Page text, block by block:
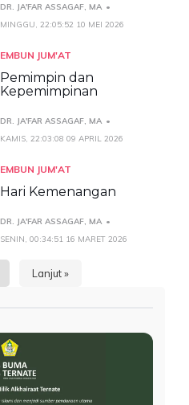
DR. JA'FAR ASSAGAF, MA
MINGGU, 22:05:52 10 MEI 2026
EMBUN JUM'AT
Pemimpin dan
Kepemimpinan
DR. JA'FAR ASSAGAF, MA
KAMIS, 22:03:08 09 APRIL 2026
EMBUN JUM'AT
Hari Kemenangan
DR. JA'FAR ASSAGAF, MA
SENIN, 00:34:51 16 MARET 2026
Lanjut »